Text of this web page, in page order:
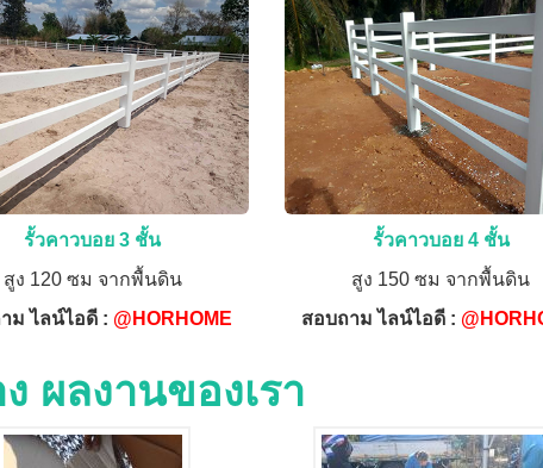
รั้วคาวบอย 3 ชั้น
สูง 120 ซม จากพื้นดิน
ม ไลน์ไอดี : @HORHOME
รั้วคาวบอย 4 ชั้น
สูง 150 ซม จากพื้นดิน
สอบถาม ไลน์ไอดี :
ผลงานของเรา